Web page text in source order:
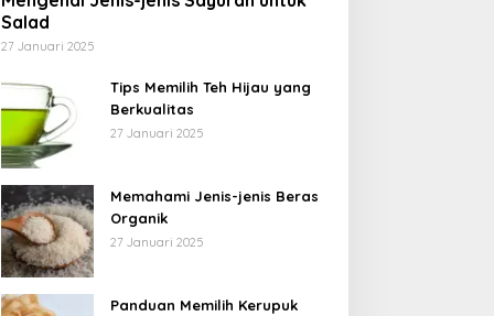
Salad
27 Januari 2025
Tips Memilih Teh Hijau yang
Berkualitas
27 Januari 2025
Memahami Jenis-jenis Beras
Organik
27 Januari 2025
Panduan Memilih Kerupuk